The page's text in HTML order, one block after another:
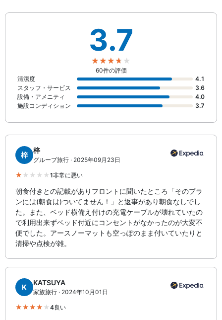
3.7
60件の評価
清潔度
4.1
スタッフ・サービス
3.6
設備・アメニティ
4.0
施設コンディション
3.7
梓
梓
グループ旅行 · 2025年09月23日
1非常に悪い
朝食付きとの記載がありフロントに聞いたところ「そのプラ
ンには(朝食は)ついてません！」と返事があり朝食なしでし
た。また、ベッド横備え付けの充電ケーブルが壊れていたの
で利用出来ずベッド付近にコンセントがなかったのが大変不
便でした。アースノーマットも空っぽのまま付いていたりと
清掃や点検が雑。
K
KATSUYA
家族旅行 · 2024年10月01日
4良い